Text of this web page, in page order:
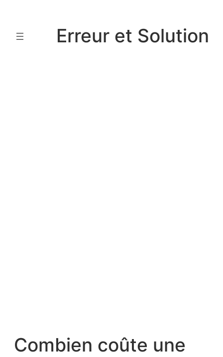
contenu
Erreur et Solution
Combien coûte une